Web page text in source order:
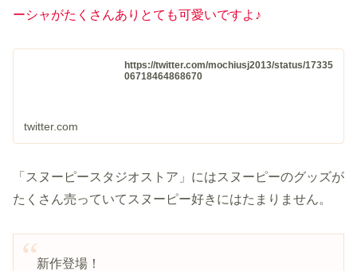
ーシャがたくさんありとても可愛いですよ♪
https://twitter.com/mochiusj2013/status/17335
06718464868670
twitter.com
「スヌーピースタジオストア」にはスヌーピーのグッズが
たくさん売っていてスヌーピー好きにはたまりません。
新作登場！